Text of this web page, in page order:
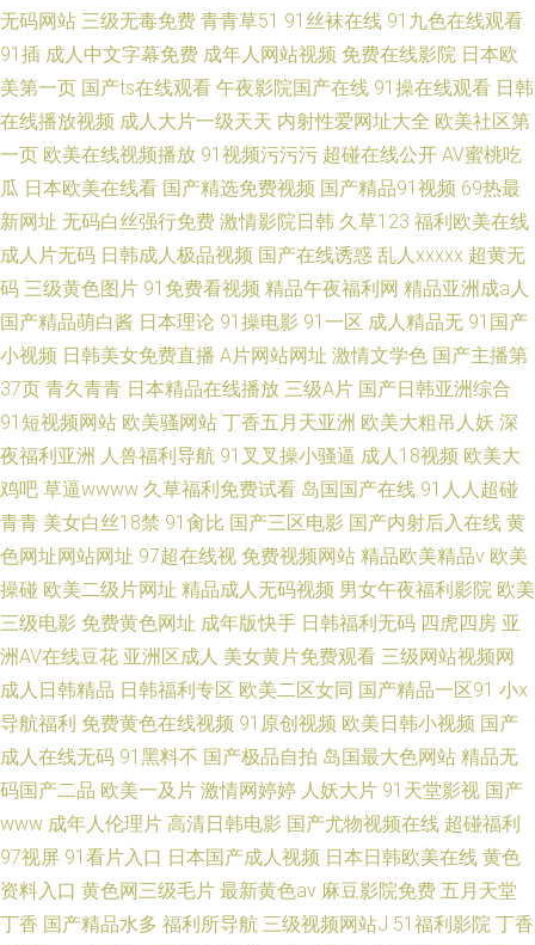
无码网站 三级无毒免费 青青草51 91丝袜在线 91九色在线观看
91插 成人中文字幕免费 成年人网站视频 免费在线影院 日本欧
美第一页 国产ts在线观看 午夜影院国产在线 91操在线观看 日韩
在线播放视频 成人大片一级天天 内射性爱网址大全 欧美社区第
一页 欧美在线视频播放 91视频污污污 超碰在线公开 AV蜜桃吃
瓜 日本欧美在线看 国产精选免费视频 国产精品91视频 69热最
新网址 无码白丝强行免费 激情影院日韩 久草123 福利欧美在线
成人片无码 日韩成人极品视频 国产在线诱惑 乱人xxxxx 超黄无
码 三级黄色图片 91免费看视频 精品午夜福利网 精品亚洲成a人
国产精品萌白酱 日本理论 91操电影 91一区 成人精品无 91国产
小视频 日韩美女免费直播 A片网站网址 激情文学色 国产主播第
37页 青久青青 日本精品在线播放 三级A片 国产日韩亚洲综合
91短视频网站 欧美骚网站 丁香五月天亚洲 欧美大粗吊人妖 深
夜福利亚洲 人兽福利导航 91叉叉操小骚逼 成人18视频 欧美大
鸡吧 草逼wwww 久草福利免费试看 岛国国产在线 91人人超碰
青青 美女白丝18禁 91肏比 国产三区电影 国产内射后入在线 黄
色网址网站网址 97超在线视 免费视频网站 精品欧美精品v 欧美
操碰 欧美二级片网址 精品成人无码视频 男女午夜福利影院 欧美
三级电影 免费黄色网址 成年版快手 日韩福利无码 四虎四房 亚
洲AV在线豆花 亚洲区成人 美女黄片免费观看 三级网站视频网
成人日韩精品 日韩福利专区 欧美二区女同 国产精品一区91 小x
导航福利 免费黄色在线视频 91原创视频 欧美日韩小视频 国产
成人在线无码 91黑料不 国产极品自拍 岛国最大色网站 精品无
码国产二品 欧美一及片 激情网婷婷 人妖大片 91天堂影视 国产
www 成年人伦理片 高清日韩电影 国产尤物视频在线 超碰福利
97视屏 91看片入口 日本国产成人视频 日本日韩欧美在线 黄色
资料入口 黄色网三级毛片 最新黄色av 麻豆影院免费 五月天堂
丁香 国产精品水多 福利所导航 三级视频网站J 51福利影院 丁香